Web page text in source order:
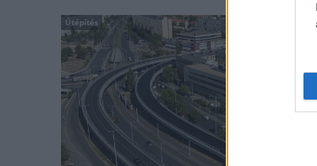
Útépítés